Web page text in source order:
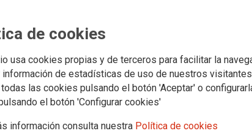
de cookies
usa cookies propias y de terceros para facilitar la
información de estadísticas de uso de nuestros
las cookies pulsando el botón 'Aceptar' o
el botón 'Configurar cookies'
información consulta nuestra Política de cookies